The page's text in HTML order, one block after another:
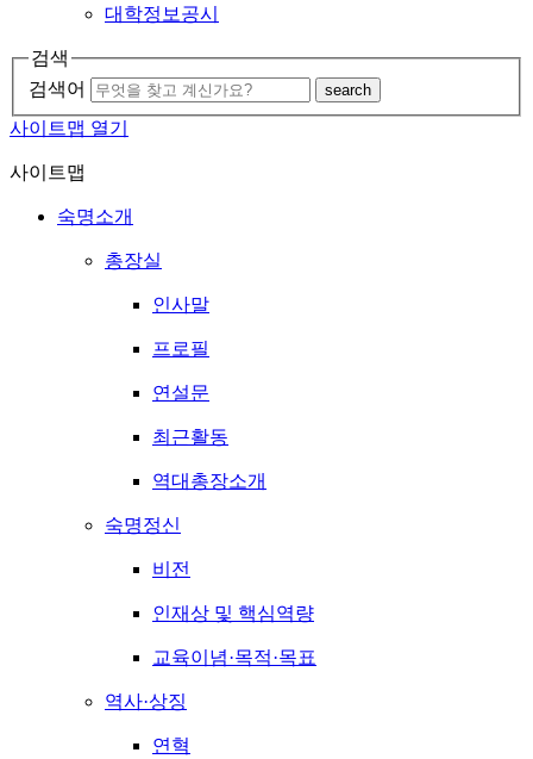
대학정보공시
검색
검색어
search
사이트맵 열기
사이트맵
숙명소개
총장실
인사말
프로필
연설문
최근활동
역대총장소개
숙명정신
비전
인재상 및 핵심역량
교육이념·목적·목표
역사·상징
연혁